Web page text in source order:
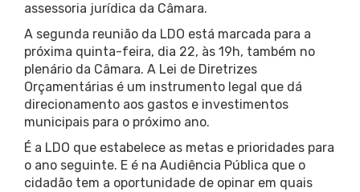
assessoria jurídica da Câmara.
A segunda reunião da LDO está marcada para a
próxima quinta-feira, dia 22, às 19h, também no
plenário da Câmara. A Lei de Diretrizes
Orçamentárias é um instrumento legal que dá
direcionamento aos gastos e investimentos
municipais para o próximo ano.
É a LDO que estabelece as metas e prioridades para
o ano seguinte. E é na Audiência Pública que o
cidadão tem a oportunidade de opinar em quais